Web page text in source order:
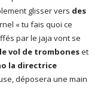
glisser vers des
« tu fais quoi ce
par le jaja vont se
vol de tromboneset
la directrice
déposera une main